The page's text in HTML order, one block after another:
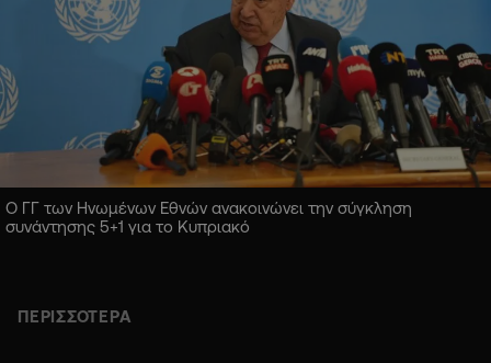
Ο ΓΓ των Ηνωμένων Εθνών ανακοινώνει την σύγκληση
συνάντησης 5+1 για το Κυπριακό
ΠΕΡΙΣΣΟΤΕΡΑ